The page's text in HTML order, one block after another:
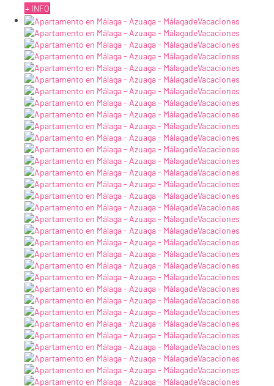
+ INFO